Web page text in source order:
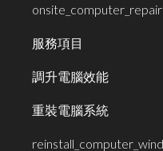
onsite_computer_repair
服務項目
調升電腦效能
重裝電腦系統